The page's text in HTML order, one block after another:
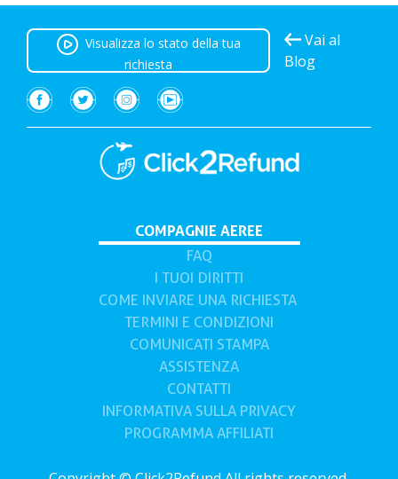
richiesta
Vai al
Blog
COMPAGNIE AEREE
FAQ(current)
I TUOI DIRITTI
COME INVIARE UNA RICHIESTA
TERMINI E CONDIZIONI
COMUNICATI STAMPA
ASSISTENZA
CONTATTI
INFORMATIVA SULLA PRIVACY
PROGRAMMA AFFILIATI